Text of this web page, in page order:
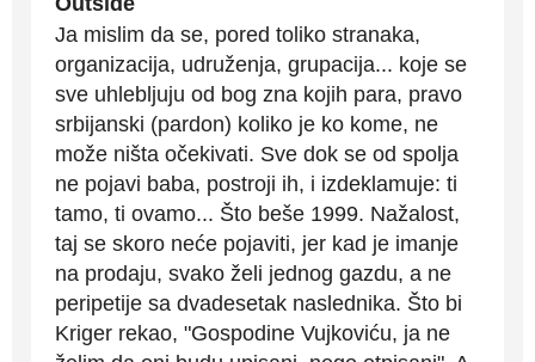
Ja mislim da se, pored toliko stranaka,
organizacija, udruženja, grupacija... koje se
sve uhlebljuju od bog zna kojih para, pravo
srbijanski (pardon) koliko je ko kome, ne
može ništa očekivati. Sve dok se od spolja
ne pojavi baba, postroji ih, i izdeklamuje: ti
tamo, ti ovamo... Što beše 1999. Nažalost,
taj se skoro neće pojaviti, jer kad je imanje
na prodaju, svako želi jednog gazdu, a ne
peripetije sa dvadesetak naslednika. Što bi
Kriger rekao, "Gospodine Vujkoviću, ja ne